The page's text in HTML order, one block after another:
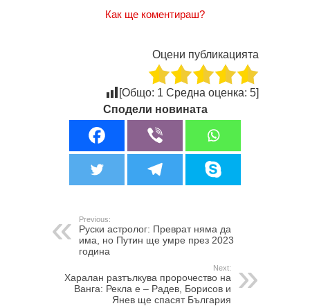
Как ще коментираш?
Оцени публикацията
[Общо: 1 Средна оценка: 5]
Сподели новината
Previous:
Руски астролог: Преврат няма да
има, но Путин ще умре през 2023
година
Next:
Харалан разтълкува пророчество на
Ванга: Рекла е – Радев, Борисов и
Янев ще спасят България